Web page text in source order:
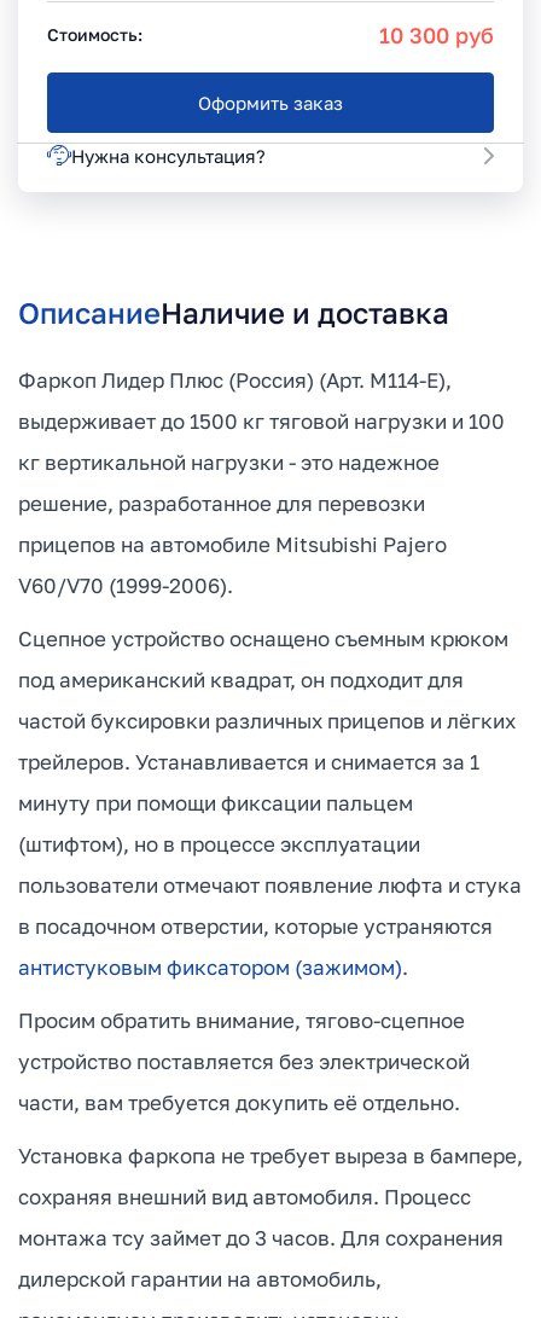
Стоимость: 10 300 руб
Оформить заказ
Нужна консультация?
ОписаниеНаличие и доставка
Фаркоп Лидер Плюс (Россия) (Арт. M114-E),
выдерживает до 1500 кг тяговой нагрузки и 100
кг вертикальной нагрузки - это надежное
решение, разработанное для перевозки
прицепов на автомобиле Mitsubishi Pajero
V60/V70 (1999-2006).
Сцепное устройство оснащено съемным крюком
под американский квадрат, он подходит для
частой буксировки различных прицепов и лёгких
трейлеров. Устанавливается и снимается за 1
минуту при помощи фиксации пальцем
(штифтом), но в процессе эксплуатации
пользователи отмечают появление люфта и стука
в посадочном отверстии, которые устраняются
антистуковым фиксатором (зажимом).
Просим обратить внимание, тягово-сцепное
устройство поставляется без электрической
части, вам требуется докупить её отдельно.
Установка фаркопа не требует выреза в бампере,
сохраняя внешний вид автомобиля. Процесс
монтажа тсу займет до 3 часов. Для сохранения
дилерской гарантии на автомобиль,